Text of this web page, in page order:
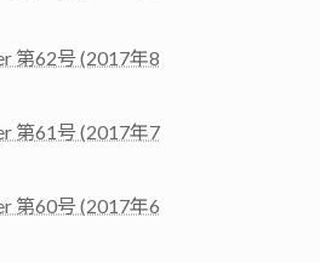
第62号 (2017年8
第61号 (2017年7
第60号 (2017年6